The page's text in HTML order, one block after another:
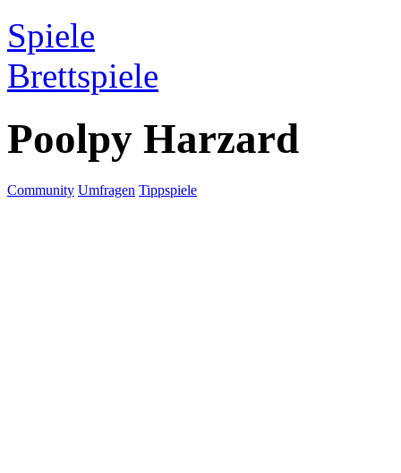
Spiele
Brettspiele
Poolpy Harzard
Community Umfragen Tippspiele